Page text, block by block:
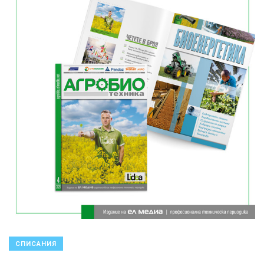
СПИСАНИЯ